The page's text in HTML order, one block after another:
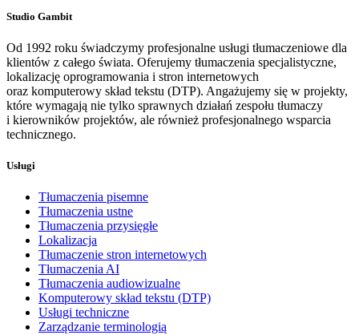
Studio Gambit
Od 1992 roku świadczymy profesjonalne usługi tłumaczeniowe dla
klientów z całego świata. Oferujemy tłumaczenia specjalistyczne,
lokalizację oprogramowania i stron internetowych
oraz komputerowy skład tekstu (DTP). Angażujemy się w projekty,
które wymagają nie tylko sprawnych działań zespołu tłumaczy
i kierowników projektów, ale również profesjonalnego wsparcia
technicznego.
Usługi
Tłumaczenia pisemne
Tłumaczenia ustne
Tłumaczenia przysięgłe
Lokalizacja
Tłumaczenie stron internetowych
Tłumaczenia AI
Tłumaczenia audiowizualne
Komputerowy skład tekstu (DTP)
Usługi techniczne
Zarządzanie terminologią